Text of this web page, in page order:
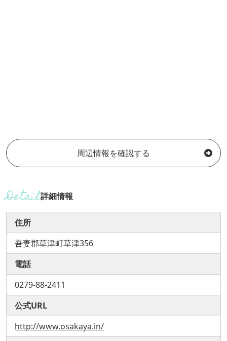
周辺情報を確認する
詳細情報
住所
吾妻郡草津町草津356
電話
0279-88-2411
公式URL
http://www.osakaya.in/